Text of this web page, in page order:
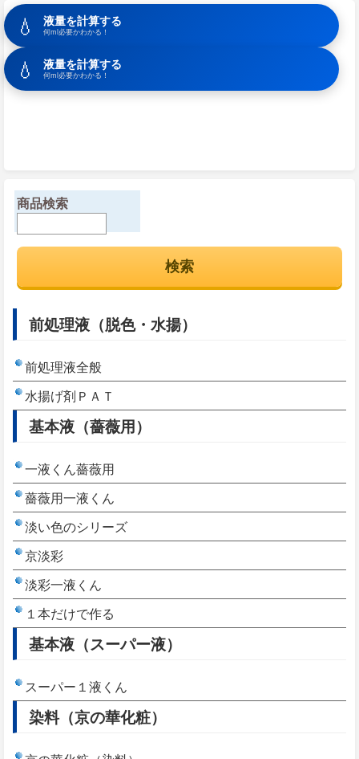
💧 液量を計算する
何ml必要かわかる！
💧 液量を計算する
何ml必要かわかる！
商品検索
前処理液（脱色・水揚）
前処理液全般
水揚げ剤ＰＡＴ
基本液（薔薇用）
一液くん薔薇用
薔薇用一液くん
淡い色のシリーズ
京淡彩
淡彩一液くん
１本だけで作る
基本液（スーパー液）
スーパー１液くん
染料（京の華化粧）